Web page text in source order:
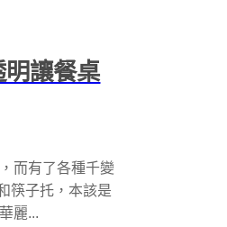
讓餐桌
而有了各種千變
筷子托，本該是
麗...